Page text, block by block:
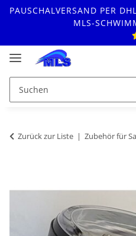
PAUSCHALVERSAND PER
MLS-
Zurück zur Liste Zubehör für